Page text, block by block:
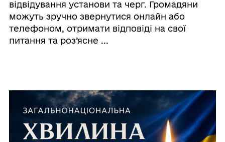
відвідування установи та черг. Громадяни
можуть зручно звернутися онлайн або
телефоном, отримати відповіді на свої
питання та роз’ясне ...